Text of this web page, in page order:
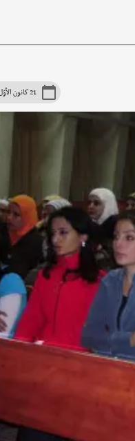
21 كانون الأوّل 2009